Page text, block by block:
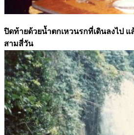
ปิดท้ายด้วยน้ำตกเหวนรกที่เดินลงไป
สามสี่วัน